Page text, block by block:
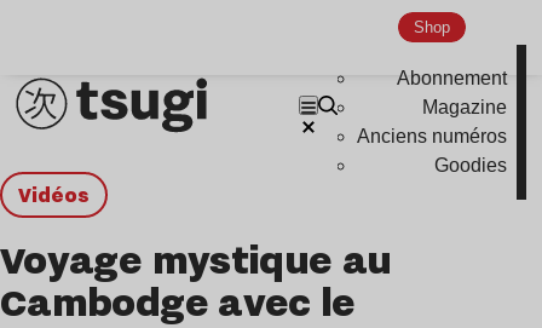
Shop
Abonnement
Magazine
Anciens numéros
Goodies
Vidéos
Voyage mystique au
Cambodge avec le